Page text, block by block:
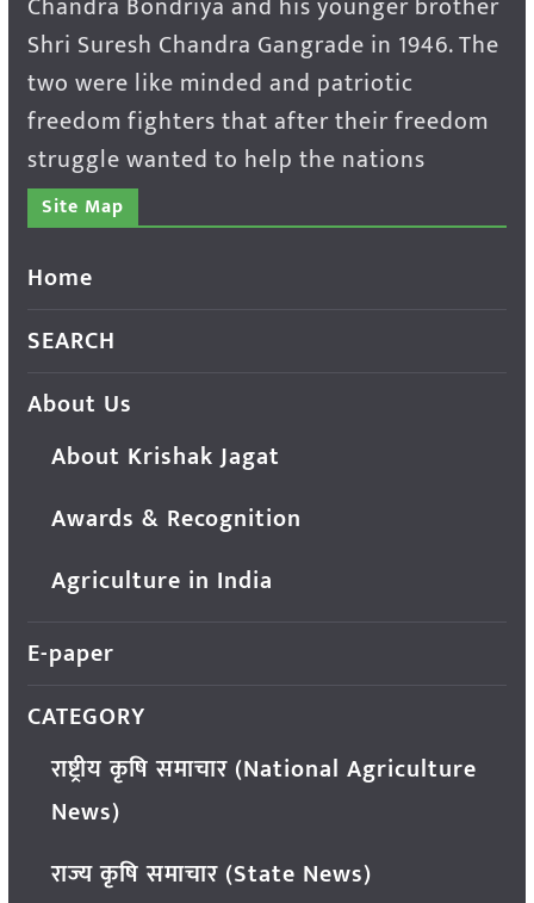
Shri Suresh Chandra Gangrade in 1946. The
two were like minded and patriotic
freedom fighters that after their freedom
struggle wanted to help the nations
Site Map
Home
SEARCH
About Us
About Krishak Jagat
Awards & Recognition
Agriculture in India
E-paper
CATEGORY
राष्ट्रीय कृषि समाचार (National Agriculture
News)
राज्य कृषि समाचार (State News)